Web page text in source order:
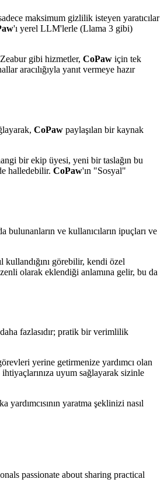
maksimum gizlilik isteyen yaratıcılar
'ı yerel LLM'lerle (Llama 3 gibi)
gibi hizmetler, CoPaw için tek
aracılığıyla yanıt vermeye hazır
CoPaw paylaşılan bir kaynak
bir ekip üyesi, yeni bir taslağın bu
halledebilir. CoPaw'ın "Sosyal"
ve kullanıcıların ipuçları ve
kullandığını görebilir, kendi özel
olarak eklendiği anlamına gelir, bu da
fazlasıdır; pratik bir verimlilik
yerine getirmenize yardımcı olan
ihtiyaçlarınıza uyum sağlayarak sizinle
yardımcısının yaratma şeklinizi nasıl
passionate about sharing practical